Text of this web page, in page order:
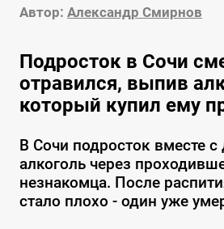
Автор: Александр Смирнов
Подросток в Сочи
отравился, выпив
который купил ему
В Сочи подросток вместе с
алкоголь через
незнакомца. После
стало плохо - один уже